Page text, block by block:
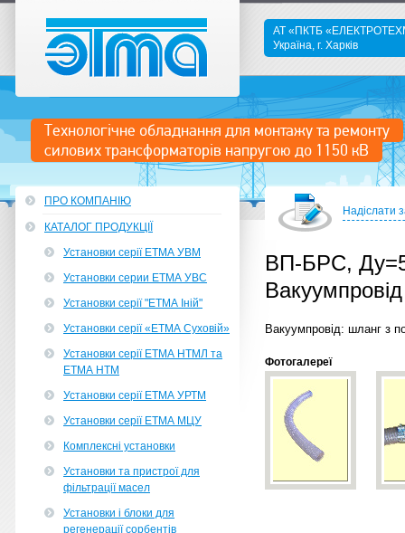
Технологічне обладнання для монтажу та ремонту
силових трансформаторів напругою до 1150 кВ
АТ «ПКТБ
Україна, г. Харків
Надіслати
ВП-БРС,
Вакуумпровід: шланг з
Фотогалереї
ПРО КОМПАНІЮ
КАТАЛОГ ПРОДУКЦІЇ
Установки серії ЕТМА УВМ
Установки серии ЕТМА УВС
Установки серії "ЕТМА Іній"
Установки серії «ЕТМА Суховій»
Установки серії ЕТМА НТМЛ та
ЕТМА НТМ
Установки серії ЕТМА УРТМ
Установки серії ЕТМА МЦУ
Комплексні установки
Установки та пристрої для
фільтрації масел
Установки і блоки для
регенерації сорбентів